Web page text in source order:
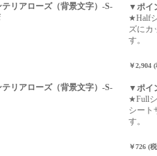
テリアローズ（背景文字）-S-
▼ポイ
★Half
ズにカ
す。
テリアローズ（背景文字）-S-
￥2,904
▼ポイ
★Full
シート
す。
￥726 (